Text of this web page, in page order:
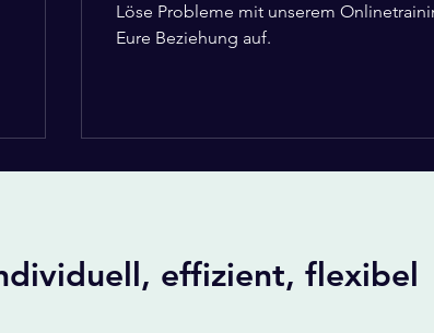
Löse Probleme mit unserem
Eure Beziehung auf.
effizient, flexibel